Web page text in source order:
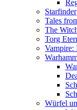
Starfinder
Tales
The
Torg
Vampire:
Würfel